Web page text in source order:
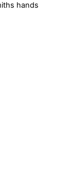
hands